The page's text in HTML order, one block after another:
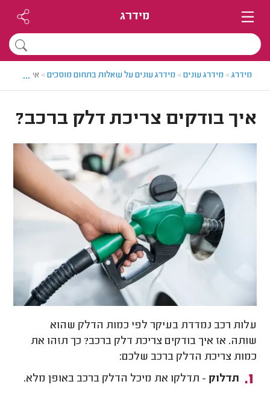
מידרג
מידרג> מידרג עונים> מידרג עונים על שאלות בתחום מוסכים> איך...
איך בודקים צריכת דלק ברכב?
עלות רכב נמדדת בעיקר לפי כמות הדלק שהוא
שותה. אז איך בודקים צריכת דלק ברכב? כך תזהו את
כמות צריכת הדלק ברכב שלכם:
תדלוק - תדלקו את מיכל הדלק ברכב באופן מלא.